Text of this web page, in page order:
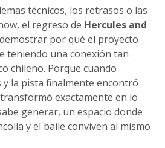
técnicos, los retrasos o las
el regreso de Hercules and
por qué el proyecto
teniendo una conexión tan
chileno. Porque cuando
y la pista finalmente encontró
exactamente en lo
generar, un espacio donde
y el baile conviven al mismo